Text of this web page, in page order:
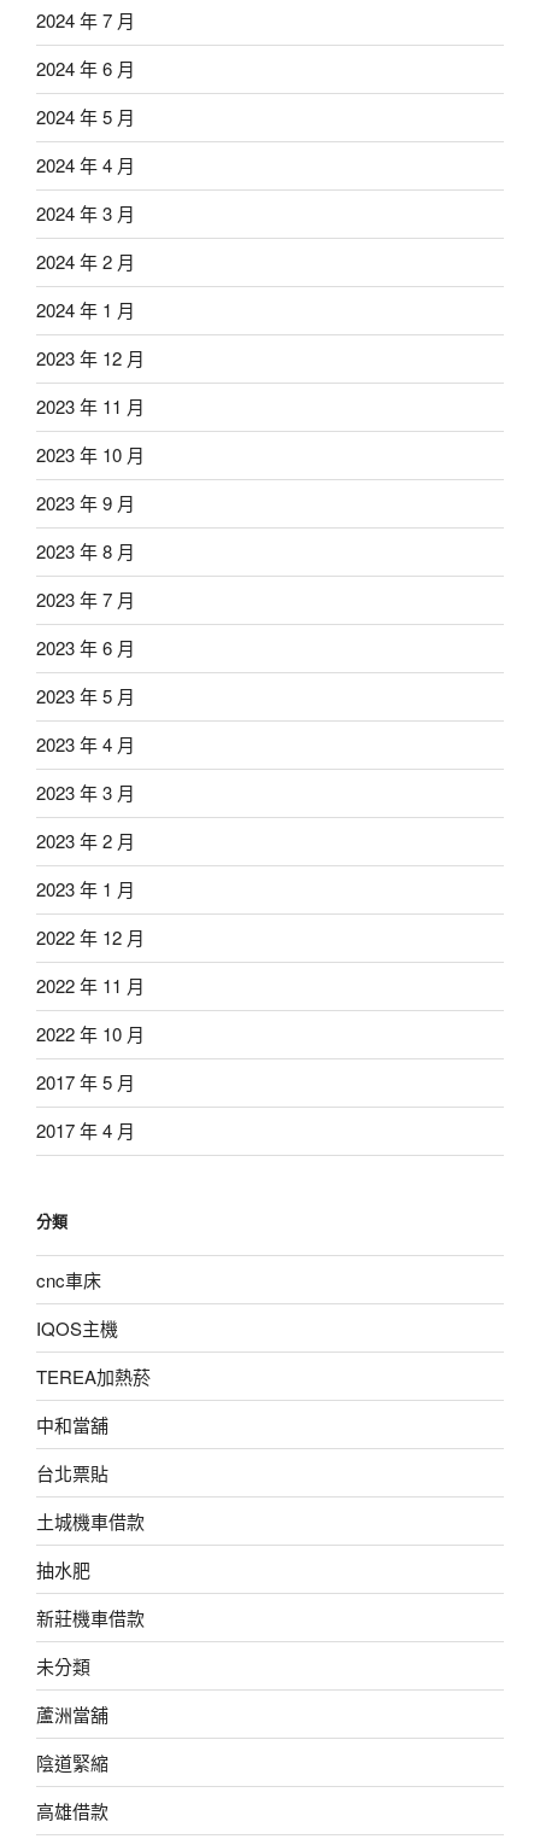
2024 年 7 月
2024 年 6 月
2024 年 5 月
2024 年 4 月
2024 年 3 月
2024 年 2 月
2024 年 1 月
2023 年 12 月
2023 年 11 月
2023 年 10 月
2023 年 9 月
2023 年 8 月
2023 年 7 月
2023 年 6 月
2023 年 5 月
2023 年 4 月
2023 年 3 月
2023 年 2 月
2023 年 1 月
2022 年 12 月
2022 年 11 月
2022 年 10 月
2017 年 5 月
2017 年 4 月
分類
cnc車床
IQOS主機
TEREA加熱菸
中和當舖
台北票貼
土城機車借款
抽水肥
新莊機車借款
未分類
蘆洲當舖
陰道緊縮
高雄借款